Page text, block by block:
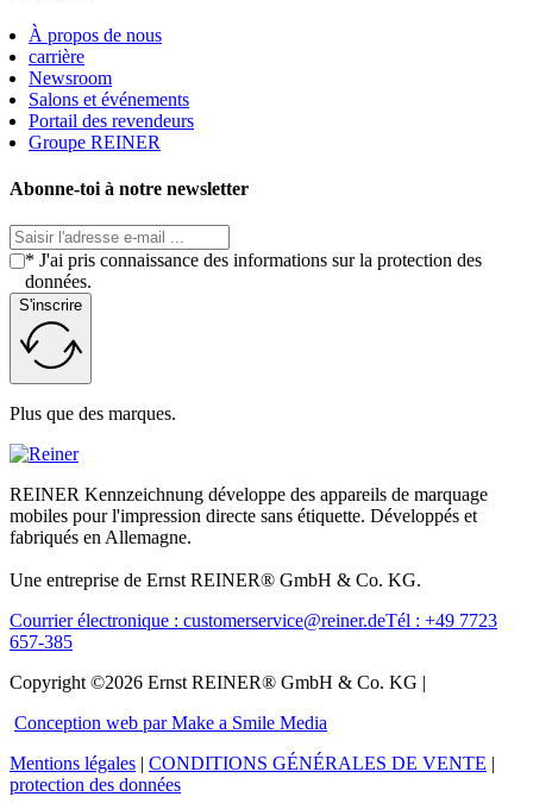
À propos de nous
carrière
Newsroom
Salons et événements
Portail des revendeurs
Groupe REINER
Abonne-toi à notre newsletter
* J'ai pris connaissance des informations sur la protection des
données.
S'inscrire
Plus que des marques.
REINER Kennzeichnung développe des appareils de marquage
mobiles pour l'impression directe sans étiquette. Développés et
fabriqués en Allemagne.
Une entreprise de Ernst REINER® GmbH & Co. KG.
Courrier électronique : customerservice@reiner.deTél : +49 7723
657-385
Copyright ©2026 Ernst REINER® GmbH & Co. KG |
Conception web par Make a Smile Media
Mentions légales | CONDITIONS GÉNÉRALES DE VENTE |
protection des données